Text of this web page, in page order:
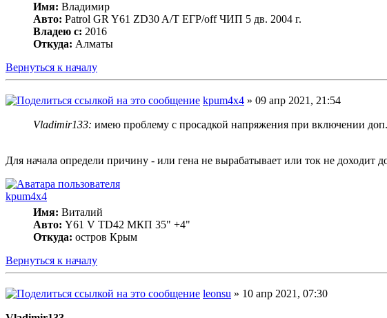
Имя: Владимир
Авто: Patrol GR Y61 ZD30 A/T ЕГР/off ЧИП 5 дв. 2004 г.
Владею с: 2016
Откуда: Алматы
Вернуться к началу
kpum4x4 » 09 апр 2021, 21:54
Vladimir133: имею проблему с просадкой напряжения при включении
Для начала определи причину - или гена не вырабатывает или ток не доходит
kpum4x4
Имя: Виталий
Авто: Y61 V TD42 МКП 35" +4"
Откуда: остров Крым
Вернуться к началу
leonsu » 10 апр 2021, 07:30